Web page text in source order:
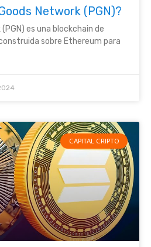
Network (PGN)?
es una blockchain de
sobre Ethereum para
CAPITAL CRIPTO